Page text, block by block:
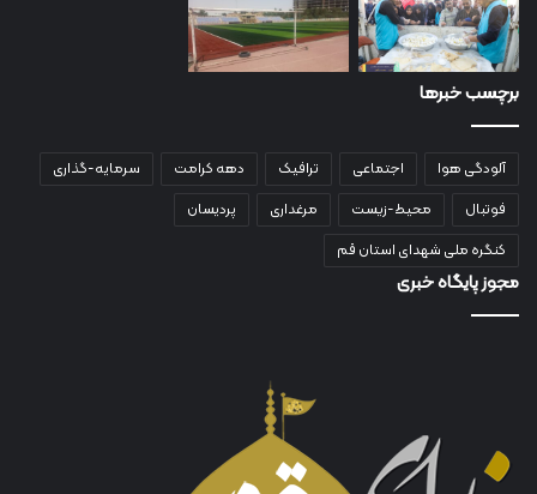
برچسب خبرها
آلودگی هوا اجتماعی ترافیک دهه کرامت
سرمایه-گذاری
فوتبال
محیط-زیست مرغداری
پردیسان
کنگره ملی شهدای استان قم
مجوز پایگاه خبری